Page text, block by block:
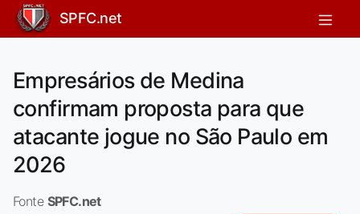
SPFC.net
Empresários de Medina
confirmam proposta para que
atacante jogue no São Paulo em
2026
Fonte SPFC.net